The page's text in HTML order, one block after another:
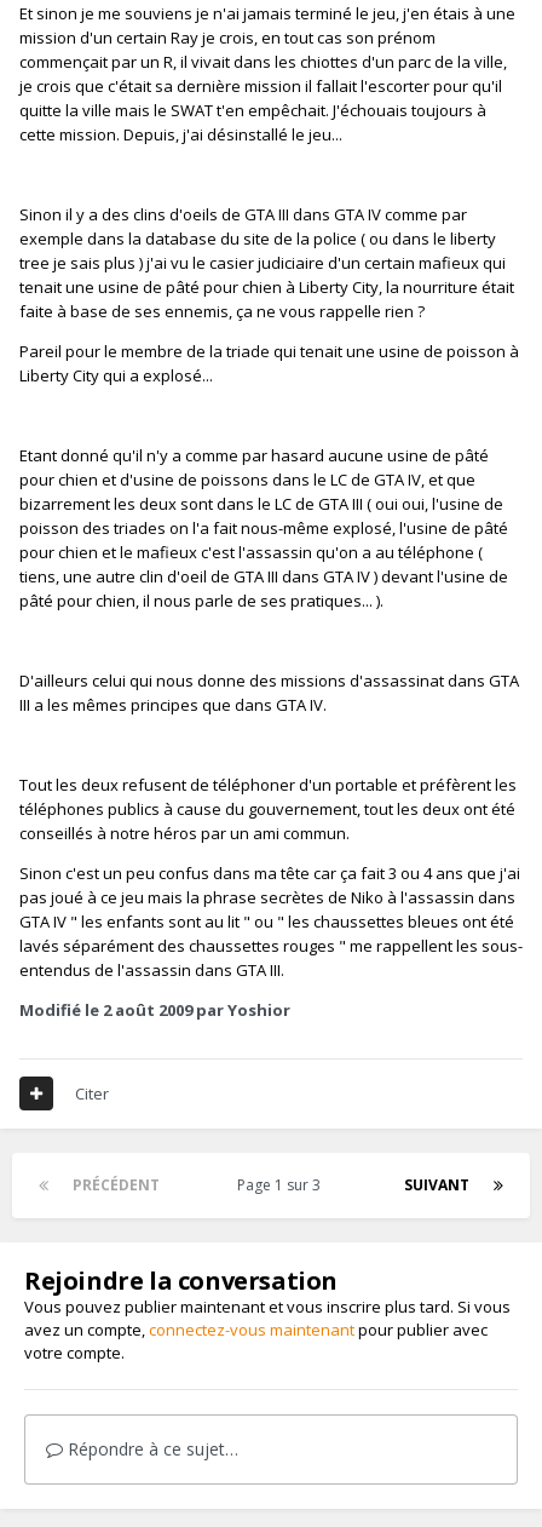
Et sinon je me souviens je n'ai jamais terminé le jeu, j'en étais à une
mission d'un certain Ray je crois, en tout cas son prénom
commençait par un R, il vivait dans les chiottes d'un parc de la ville,
je crois que c'était sa dernière mission il fallait l'escorter pour qu'il
quitte la ville mais le SWAT t'en empêchait. J'échouais toujours à
cette mission. Depuis, j'ai désinstallé le jeu...
Sinon il y a des clins d'oeils de GTA III dans GTA IV comme par
exemple dans la database du site de la police ( ou dans le liberty
tree je sais plus ) j'ai vu le casier judiciaire d'un certain mafieux qui
tenait une usine de pâté pour chien à Liberty City, la nourriture était
faite à base de ses ennemis, ça ne vous rappelle rien ?
Pareil pour le membre de la triade qui tenait une usine de poisson à
Liberty City qui a explosé...
Etant donné qu'il n'y a comme par hasard aucune usine de pâté
pour chien et d'usine de poissons dans le LC de GTA IV, et que
bizarrement les deux sont dans le LC de GTA III ( oui oui, l'usine de
poisson des triades on l'a fait nous-même explosé, l'usine de pâté
pour chien et le mafieux c'est l'assassin qu'on a au téléphone (
tiens, une autre clin d'oeil de GTA III dans GTA IV ) devant l'usine de
pâté pour chien, il nous parle de ses pratiques... ).
D'ailleurs celui qui nous donne des missions d'assassinat dans GTA
III a les mêmes principes que dans GTA IV.
Tout les deux refusent de téléphoner d'un portable et préfèrent les
téléphones publics à cause du gouvernement, tout les deux ont été
conseillés à notre héros par un ami commun.
Sinon c'est un peu confus dans ma tête car ça fait 3 ou 4 ans que j'ai
pas joué à ce jeu mais la phrase secrètes de Niko à l'assassin dans
GTA IV " les enfants sont au lit " ou " les chaussettes bleues ont été
lavés séparément des chaussettes rouges " me rappellent les sous-
entendus de l'assassin dans GTA III.
Modifié le 2 août 2009par Yoshior
Citer
PRÉCÉDENT SUIVANT
Page 1 sur 3
Rejoindre la conversation
Vous pouvez publier maintenant et vous inscrire plus tard. Si vous
avez un compte, connectez-vous maintenantpour publier avec
votre compte.
Répondre à ce sujet…